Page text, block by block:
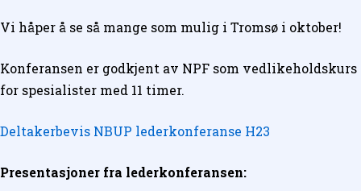
Vi håper å se så mange som mulig i Tromsø i oktober!
Konferansen er godkjent av NPF som vedlikeholdskurs
for spesialister med 11 timer.
Deltakerbevis NBUP lederkonferanse H23
Presentasjoner fra lederkonferansen: